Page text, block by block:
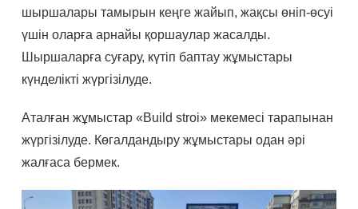
шыршалары тамырын кеңге жайып, жақсы өніп-өсуі
үшін оларға арнайы қоршаулар жасалды.
Шыршаларға суғару, күтіп баптау жұмыстары
күнделікті жүргізілуде.
Аталған жұмыстар «Build stroi» мекемесі тарапынан
жүргізілуде. Көгалдандыру жұмыстары одан әрі
жалғаса бермек.